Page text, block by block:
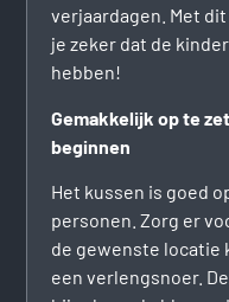
verjaardagen. Met
je zeker dat de
hebben!
Gemakkelijk op te
beginnen
Het kussen is goed
personen. Zorg er
de gewenste locatie
een verlengsnoer.